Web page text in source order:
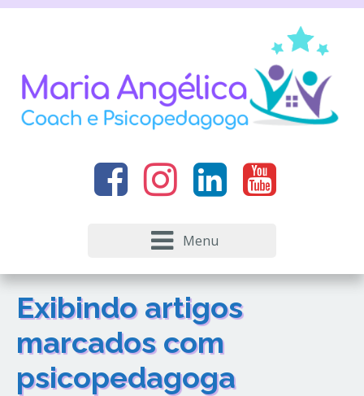
Menu
Exibindo artigos
marcados com
psicopedagoga